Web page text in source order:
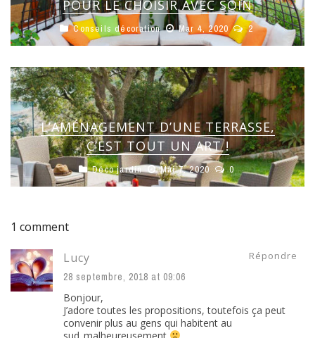
POUR LE CHOISIR AVEC SOIN
Conseils décoration Mar 4, 2020 2
L’AMÉNAGEMENT D’UNE TERRASSE,
C’EST TOUT UN ART !
Déco jardin Mai 7, 2020 0
1 comment
Lucy
28 septembre, 2018 at 09:06
Répondre
Bonjour,
J’adore toutes les propositions, toutefois ça peut
convenir plus au gens qui habitent au
sud..malheureusement